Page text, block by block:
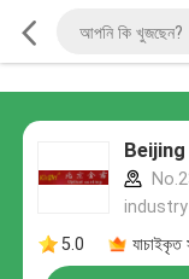
5.0
যাচাইকৃত